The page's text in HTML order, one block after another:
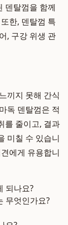
덴탈껌을 함께
한, 덴탈껌 특
, 구강 위생 관
끼지 못해 간식
독 덴탈껌은 적
를 줄이고, 결과
미칠 수 있습니
에게 유용합니
되나요?
무엇인가요?